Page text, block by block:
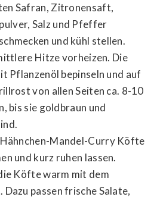
Safran, Zitronensaft,
Salz und Pfeffer
und kühl stellen.
Hitze vorheizen. Die
Pflanzenöl bepinseln und auf
von allen Seiten ca. 8-10
bis sie goldbraun und
Mandel-Curry Köfte
und kurz ruhen lassen.
Köfte warm mit dem
passen frische Salate,